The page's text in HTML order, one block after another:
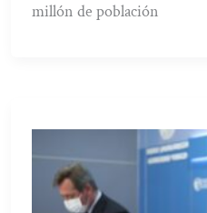
millón de población